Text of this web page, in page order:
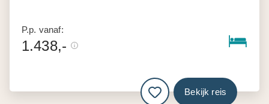
P.p. vanaf:
1.438,-
Bekijk reis